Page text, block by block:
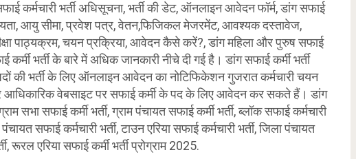
कर्मचारी भर्ती अधिसूचना, भर्ती की डेट, ऑनलाइन आवेदन फॉर्म, डांग सफाई
आयु सीमा, प्रवेश पत्र, वेतन,फिजिकल मेजरमेंट, आवश्यक दस्तावेज,
पाठ्यक्रम, चयन प्रक्रिया, आवेदन कैसे करें?, डांग महिला और पुरुष सफाई
कर्मी भर्ती के बारे में अधिक जानकारी नीचे दी गई है। डांग सफाई कर्मी भर्ती
की भर्ती के लिए ऑनलाइन आवेदन का नोटिफिकेशन गुजरात कर्मचारी चयन
आधिकारिक वेबसाइट पर सफाई कर्मी के पद के लिए आवेदन कर सकते हैं। डांग
सभा सफाई कर्मी भर्ती, ग्राम पंचायत सफाई कर्मी भर्ती, ब्लॉक सफाई कर्मचारी
सफाई कर्मचारी भर्ती, टाउन एरिया सफाई कर्मचारी भर्ती, जिला पंचायत
रूरल एरिया सफाई कर्मी भर्ती प्रोग्राम 2025.